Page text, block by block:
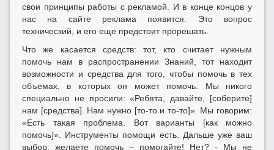
свои принципы работы с рекламой. И в конце концов у
нас на сайте реклама появится. Это вопрос
технический, и его еще предстоит прорешать.
Что же касается средств: тот, кто считает нужным
помочь нам в распространении Знаний, тот находит
возможности и средства для того, чтобы помочь в тех
объемах, в которых он может помочь. Мы никого
специально не просили: «Ребята, давайте, [соберите]
нам [средства]. Нам нужно [то-то и то-то]». Мы говорим:
«Есть такая проблема. Вот варианты [как можно
помочь]». Инструменты помощи есть. Дальше уже ваш
выбор: желаете помочь – помогайте! Нет? - Мы не